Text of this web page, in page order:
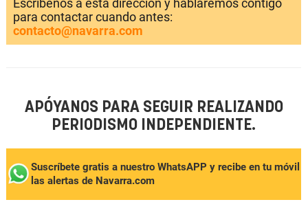
Escríbenos a esta dirección y hablaremos contigo
para contactar cuando antes:
contacto@navarra.com
APÓYANOS PARA SEGUIR REALIZANDO
PERIODISMO INDEPENDIENTE.
Suscríbete gratis a nuestro WhatsAPP y recibe en tu móvil
las alertas de Navarra.com